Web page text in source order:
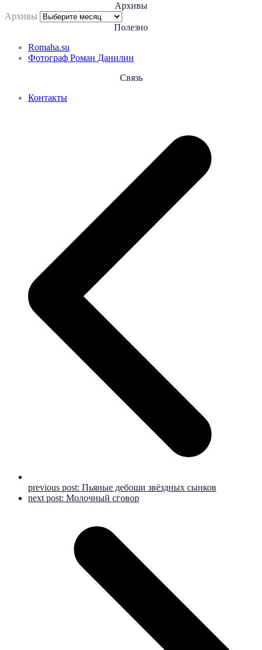
Архивы
Архивы
Полезно
Romaha.su
Фотограф Роман Данилин
Связь
Контакты
previous post: Пьяные дебоши звёздных сынков
next post: Молочный сговор